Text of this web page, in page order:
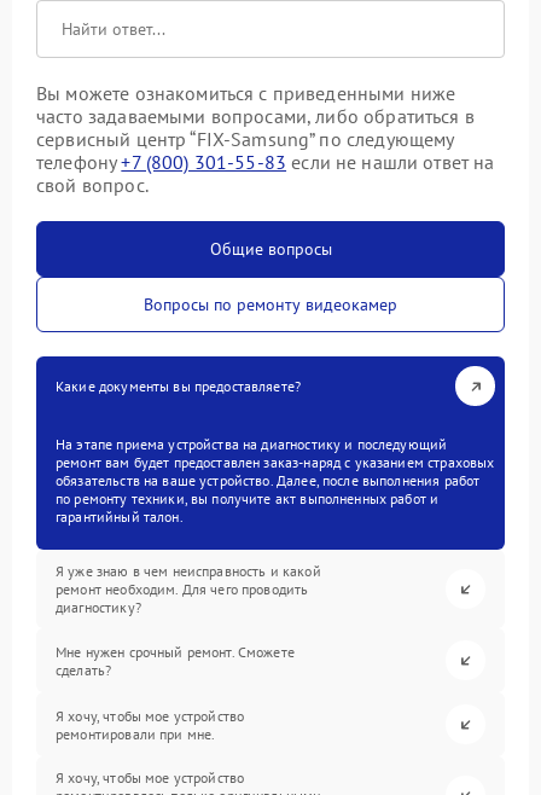
Вы можете ознакомиться с приведенными ниже
часто задаваемыми вопросами, либо обратиться в
сервисный центр “FIX-Samsung” по следующему
телефону+7 (800) 301-55-83 если не нашли ответ на
свой вопрос.
Общие вопросы
Вопросы по ремонту видеокамер
Какие документы вы предоставляете?
На этапе приема устройства на диагностику и последующий
ремонт вам будет предоставлен заказ-наряд с указанием страховых
обязательств на ваше устройство. Далее, после выполнения работ
по ремонту техники, вы получите акт выполненных работ и
гарантийный талон.
Я уже знаю в чем неисправность и какой
ремонт необходим. Для чего проводить
диагностику?
Мне нужен срочный ремонт. Сможете
сделать?
Я хочу, чтобы мое устройство
ремонтировали при мне.
Я хочу, чтобы мое устройство